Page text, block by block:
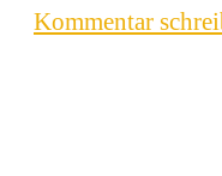
Kommentar